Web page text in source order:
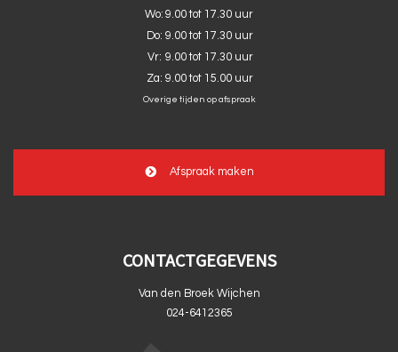
Wo: 9.00 tot 17.30 uur
Do: 9.00 tot 17.30 uur
Vr: 9.00 tot 17.30 uur
Za: 9.00 tot 15.00 uur
Overige tijden op afspraak
Afspraak maken
CONTACTGEGEVENS
Van den Broek Wijchen
024-6412365